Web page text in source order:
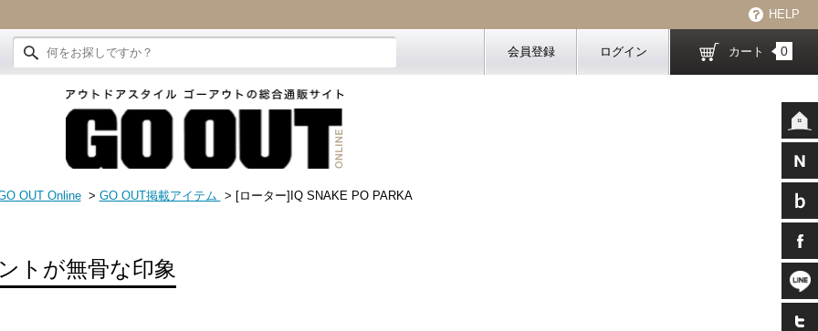
HELP
会員登録 ログイン カート 0
OUT Online > GO OUT掲載アイテム > [ローター]IQ SNAKE PO PARKA
トが無骨な印象